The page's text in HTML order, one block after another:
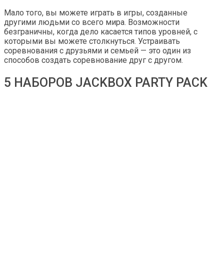
Мало того, вы можете играть в игры, созданные
другими людьми со всего мира. Возможности
безграничны, когда дело касается типов уровней, с
которыми вы можете столкнуться. Устраивать
соревнования с друзьями и семьей — это один из
способов создать соревнование друг с другом.
5 НАБОРОВ JACKBOX PARTY PACK